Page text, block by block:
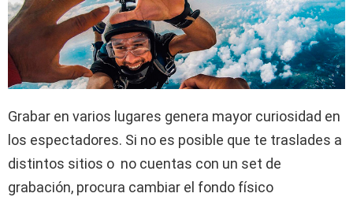
Grabar en varios lugares genera mayor curiosidad en
los espectadores. Si no es posible que te traslades a
distintos sitios o no cuentas con un set de
grabación, procura cambiar el fondo físico